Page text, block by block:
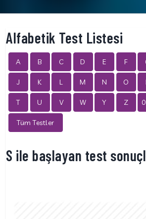
Alfabetik Test Listesi
A B C D E F
J K L M N O
T U V W Y Z
Tüm Testler
S ile başlayan test